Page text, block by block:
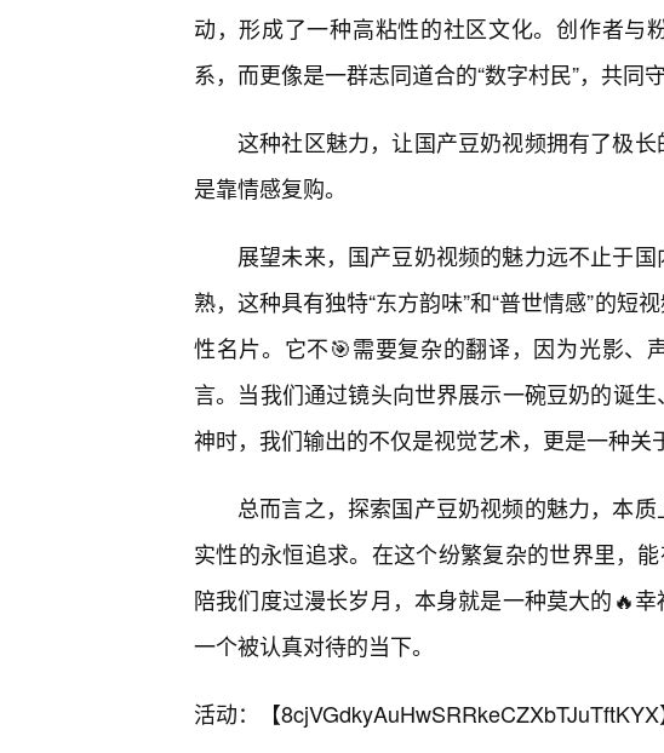
动，形成了一种高粘性的社区文化。创作者与
系，而更像是一群志同道合的“数字村民”，共同
这种社区魅力，让国产豆奶视频拥有了极
是靠情感复购。
展望未来，国产豆奶视频的魅力远不止于
熟，这种具有独特“东方韵味”和“普世情感”的短
性名片。它不🎯需要复杂的翻译，因为光影、
言。当我们通过镜头向世界展示一碗豆奶的诞
神时，我们输出的不仅是视觉艺术，更是一种关
总而言之，探索国产豆奶视频的魅力，本
实性的永恒追求。在这个纷繁复杂的世界里，
陪我们度过漫长岁月，本身就是一种莫大的🔥
一个被认真对待的当下。
活动：【8cjVGdkyAuHwSRRkeCZXbTJuTftKYX